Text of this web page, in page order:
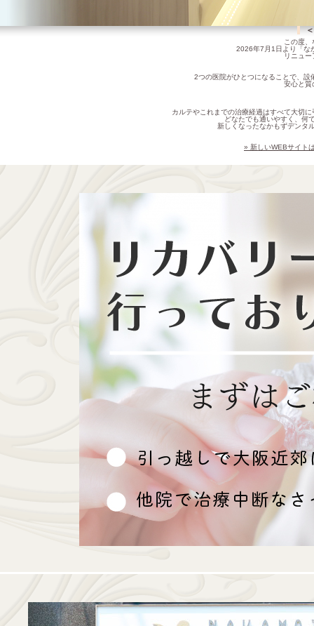
この度
2026年7月1日より「な
リニュ
2つの医院がひとつになることで、
安心と質
カルテやこれまでの治療経過はすべて大切
どなたでも通いやすく、何
新しくなったなかもずデンタ
» 新しいWEBサイト